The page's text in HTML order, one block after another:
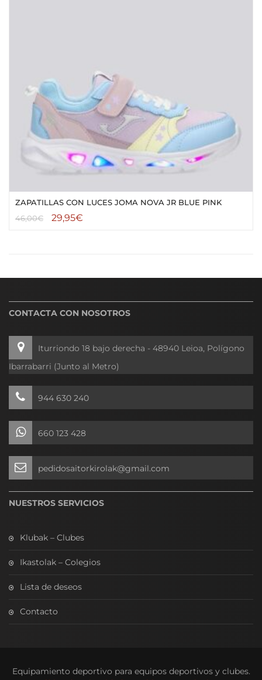
ZAPATILLAS CON LUCES JOMA NOVA JR BLUE PINK
46,00€ 29,95€
CONTACTA CON NOSOTROS
Iturriondo 18 bajo derecha - 48940 Leioa, Polígono
Ibarrabarri (Junto al Metro)
944 630 240
660 123 428
pedidosaitorkirolak@gmail.com
NUESTROS SERVICIOS
Klubak – Clubes
Ikastolak – Colegios
Lista de deseos
Contacto
Equipamiento deportivo para equipos deportivos y clubes.